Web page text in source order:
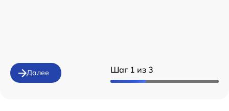
Шаг 1 из 3
Далее